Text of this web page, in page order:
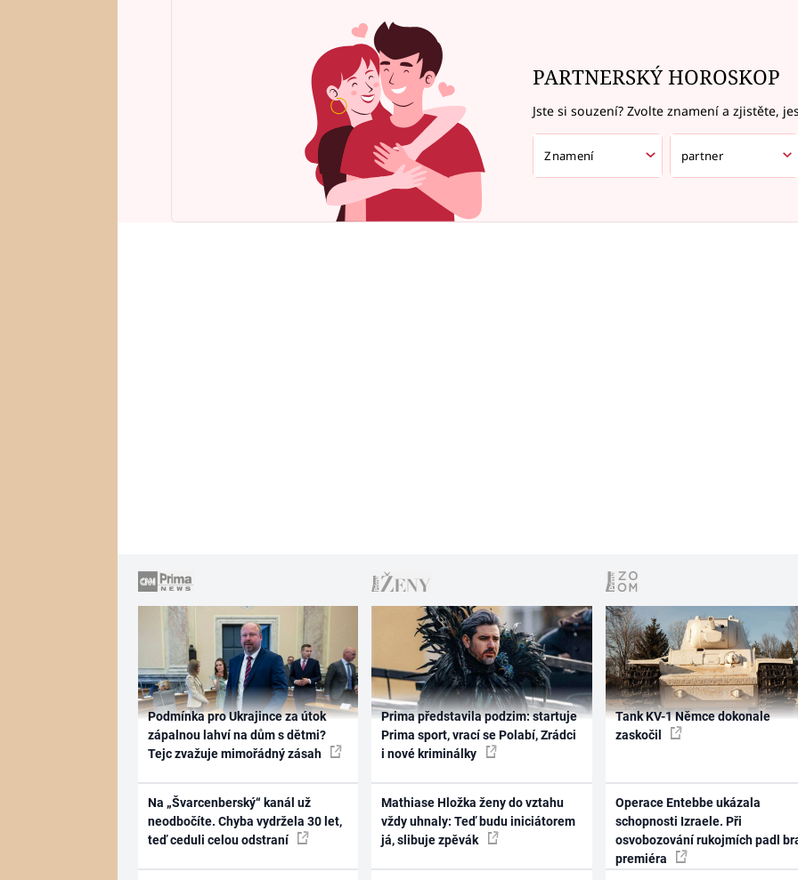
PARTNERSKÝ HOROSKOP
Jste si souzení? Zvolte znamení a zjistěte,
Podmínka pro Ukrajince za útok
zápalnou lahví na dům s dětmi?
Tejc zvažuje mimořádný zásah
Na „Švarcenberský“ kanál už
neodbočíte. Chyba vydržela 30 let,
teď ceduli celou odstraní
Prima představila podzim: startuje
Prima sport, vrací se Polabí, Zrádci
i nové kriminálky
Mathiase Hložka ženy do vztahu
vždy uhnaly: Teď budu iniciátorem
já, slibuje zpěvák
Tank KV-1 Němce dokonale
zaskočil
Operace Entebbe ukázala
schopnosti Izraele. Při
osvobozování rukojmích padl
premiéra